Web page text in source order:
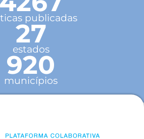
publicadas
27
estados
920
municípios